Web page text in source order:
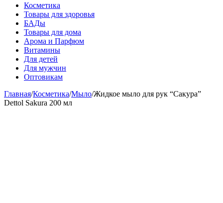
Косметика
Товары для здоровья
БАДы
Товары для дома
Арома и Парфюм
Витамины
Для детей
Для мужчин
Оптовикам
Главная/Косметика/Мыло/Жидкое мыло для рук “Сакура”
Dettol Sakura 200 мл